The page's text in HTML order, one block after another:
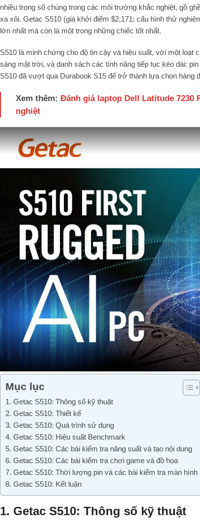
nhiều trong số chúng trong các môi trường khắc nghiệt, gồ
xa xôi. Getac S510 (giá khởi điểm $2,171; cấu hình thử
lớn nhất mà còn là một trong những chiếc tốt nhất.
S510 là minh chứng cho độ tin cậy và hiệu suất, với một
sáng mặt trời, và danh sách các tính năng tiếp tục kéo dài:
S510 đã vượt qua Durabook S15 để trở thành lựa chọn hàng
Xem thêm: Đánh giá laptop Dell Latitude 7230
nghiệt
Mục lục
1. Getac S510: Thông số kỹ thuật
2. Getac S510: Thiết kế
3. Getac S510: Quá trình sử dụng
4. Getac S510: Hiệu suất Benchmark
5. Getac S510: Các bài kiểm tra năng suất và tạo nội dung
6. Getac S510: Các bài kiểm tra chơi game và đồ họa
7. Getac S510: Thời lượng pin và các bài kiểm tra màn hình
8. Getac S510: Kết luận
1. Getac S510: Thông số kỹ thuật